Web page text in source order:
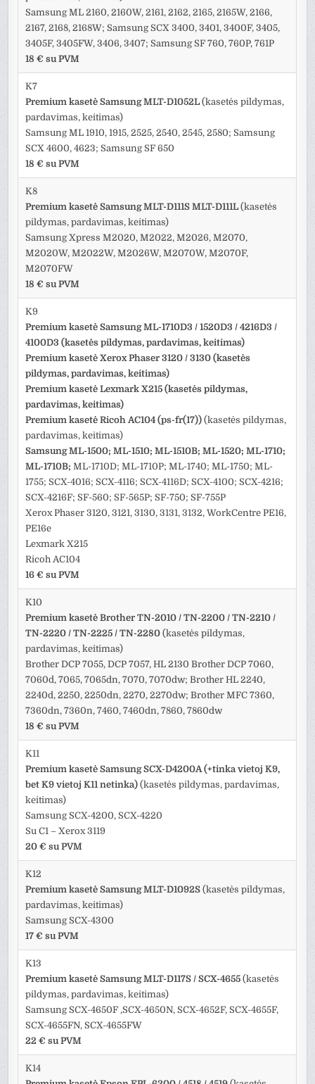
Samsung ML 2160, 2160W, 2161, 2162, 2165, 2165W, 2166,
2167, 2168, 2168W; Samsung SCX 3400, 3401, 3400F, 3405,
3405F, 3405FW, 3406, 3407; Samsung SF 760, 760P, 761P
18 € su PVM
K7
Premium kasetė Samsung MLT-D1052L (kasetės pildymas,
pardavimas, keitimas)
Samsung ML 1910, 1915, 2525, 2540, 2545, 2580; Samsung
SCX 4600, 4623; Samsung SF 650
18 € su PVM
K8
Premium kasetė Samsung MLT-D111S MLT-D111L (kasetės
pildymas, pardavimas, keitimas)
Samsung Xpress M2020, M2022, M2026, M2070,
M2020W, M2022W, M2026W, M2070W, M2070F,
M2070FW
18 € su PVM
K9
Premium kasetė Samsung ML-1710D3 / 1520D3 / 4216D3 /
4100D3 (kasetės pildymas, pardavimas, keitimas)
Premium kasetė Xerox Phaser 3120 / 3130 (kasetės
pildymas, pardavimas, keitimas)
Premium kasetė Lexmark X215 (kasetės pildymas,
pardavimas, keitimas)
Premium kasetė Ricoh AC104 (ps-fr(17)) (kasetės pildymas,
pardavimas, keitimas)
Samsung ML-1500; ML-1510; ML-1510B; ML-1520; ML-1710;
ML-1710B;ML-1710D; ML-1710P; ML-1740; ML-1750; ML-
1755; SCX-4016; SCX-4116; SCX-4116D; SCX-4100; SCX-4216;
SCX-4216F; SF-560; SF-565P; SF-750; SF-755P
Xerox Phaser 3120, 3121, 3130, 3131, 3132, WorkCentre PE16,
PE16e
Lexmark X215
Ricoh AC104
16 € su PVM
K10
Premium kasetė Brother TN-2010 / TN-2200 / TN-2210 /
TN-2220 / TN-2225 / TN-2280 (kasetės pildymas,
pardavimas, keitimas)
Brother DCP 7055, DCP 7057, HL 2130 Brother DCP 7060,
7060d, 7065, 7065dn, 7070, 7070dw; Brother HL 2240,
2240d, 2250, 2250dn, 2270, 2270dw; Brother MFC 7360,
7360dn, 7360n, 7460, 7460dn, 7860, 7860dw
18 € su PVM
K11
Premium kasetė Samsung SCX-D4200A (+tinka vietoj K9,
bet K9 vietoj K11 netinka) (kasetės pildymas, pardavimas,
keitimas)
Samsung SCX-4200, SCX-4220
Su C1 – Xerox 3119
20 € su PVM
K12
Premium kasetė Samsung MLT-D1092S (kasetės pildymas,
pardavimas, keitimas)
Samsung SCX-4300
17 € su PVM
K13
Premium kasetė Samsung MLT-D117S / SCX-4655 (kasetės
pildymas, pardavimas, keitimas)
Samsung SCX-4650F ,SCX-4650N, SCX-4652F, SCX-4655F,
SCX-4655FN, SCX-4655FW
22 € su PVM
K14